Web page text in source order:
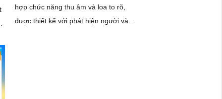
hợp chức năng thu âm và loa to rõ,
được thiết kế với phát hiện người và